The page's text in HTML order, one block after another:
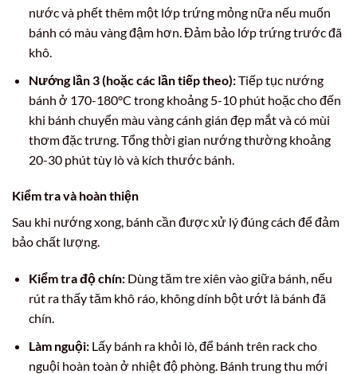
nước và phết thêm một lớp trứng mỏng nữa nếu muốn
bánh có màu vàng đậm hơn. Đảm bảo lớp trứng trước đã
khô.
Nướng lần 3 (hoặc các lần tiếp theo):Tiếp tục nướng
bánh ở 170-180°C trong khoảng 5-10 phút hoặc cho đến
khi bánh chuyển màu vàng cánh gián đẹp mắt và có mùi
thơm đặc trưng. Tổng thời gian nướng thường khoảng
20-30 phút tùy lò và kích thước bánh.
Kiểm tra và hoàn thiện
Sau khi nướng xong, bánh cần được xử lý đúng cách để đảm
bảo chất lượng.
Kiểm tra độ chín:Dùng tăm tre xiên vào giữa bánh, nếu
rút ra thấy tăm khô ráo, không dính bột ướt là bánh đã
chín.
Làm nguội:Lấy bánh ra khỏi lò, để bánh trên rack cho
nguội hoàn toàn ở nhiệt độ phòng. Bánh trung thu mới